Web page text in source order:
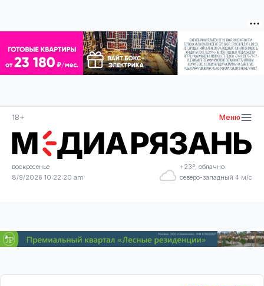
18+ Меню
воскресенье
8/9/2026 10:22:20 am
+23°, облачно
северо-западный 4 м/с